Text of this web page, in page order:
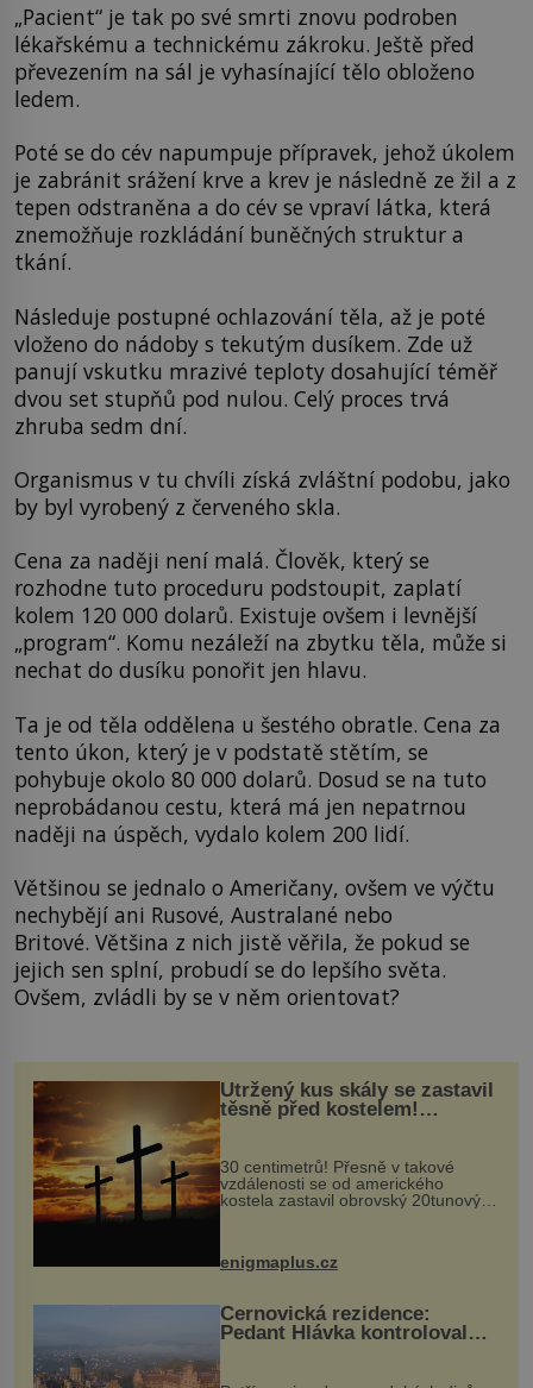
„Pacient“ je tak po své smrti znovu podroben
lékařskému a technickému zákroku. Ještě před
převezením na sál je vyhasínající tělo obloženo
ledem.
Poté se do cév napumpuje přípravek, jehož úkolem
je zabránit srážení krve a krev je následně ze žil a z
tepen odstraněna a do cév se vpraví látka, která
znemožňuje rozkládání buněčných struktur a
tkání.
Následuje postupné ochlazování těla, až je poté
vloženo do nádoby s tekutým dusíkem. Zde už
panují vskutku mrazivé teploty dosahující téměř
dvou set stupňů pod nulou. Celý proces trvá
zhruba sedm dní.
Organismus v tu chvíli získá zvláštní podobu, jako
by byl vyrobený z červeného skla.
Cena za naději není malá. Člověk, který se
rozhodne tuto proceduru podstoupit, zaplatí
kolem 120 000 dolarů. Existuje ovšem i levnější
„program“. Komu nezáleží na zbytku těla, může si
nechat do dusíku ponořit jen hlavu.
Ta je od těla oddělena u šestého obratle. Cena za
tento úkon, který je v podstatě stětím, se
pohybuje okolo 80 000 dolarů. Dosud se na tuto
neprobádanou cestu, která má jen nepatrnou
naději na úspěch, vydalo kolem 200 lidí.
Většinou se jednalo o Američany, ovšem ve výčtu
nechybějí ani Rusové, Australané nebo
Britové. Většina z nich jistě věřila, že pokud se
jejich sen splní, probudí se do lepšího světa.
Ovšem, zvládli by se v něm orientovat?
Utržený kus skály se zastavil
těsně před kostelem!
Ochránila ho boží síla?
30 centimetrů! Přesně v takové
vzdálenosti se od amerického
kostela zastavil obrovský 20tunový
...
enigmaplus.cz
Černovická rezidence:
Pedant Hlávka kontroloval